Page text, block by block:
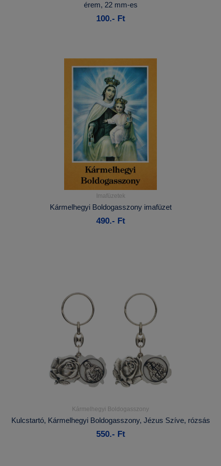
Kosárba
érem, 22 mm-es
100.- Ft
Kosárba
Imafüzetek
Kármelhegyi Boldogasszony imafüzet
490.- Ft
Részletek...
Kosárba
Kármelhegyi Boldogasszony
Kulcstartó, Kármelhegyi Boldogasszony, Jézus Szíve, rózsás
550.- Ft